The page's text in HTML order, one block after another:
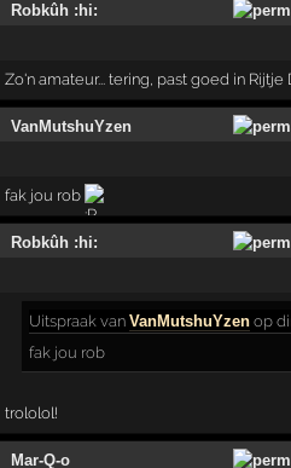
Robkûh :hi:
Zo'n amateur... tering, past goed in
VanMutshuYzen
fak jou rob
Robkûh :hi:
Uitspraak vanVanMutshuYzen op
fak jou rob
trololol!
Mar-Q-o